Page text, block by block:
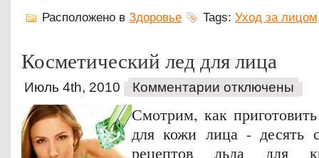
Расположено в Здоровье Tags: Уход за лицом
Косметический лед для лица
Июль 4th, 2010 Комментарии отключены
Смотрим, как
для кожи лица - десять
рецептов льда для